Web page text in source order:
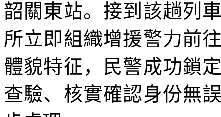
韶關東站。接到該趟列
所立即組織增援警力前
體貌特征，民警成功鎖
查驗、核實確認身份無